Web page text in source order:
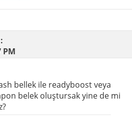
PM
bellek ile readyboost veya
belek oluştursak yine de mi